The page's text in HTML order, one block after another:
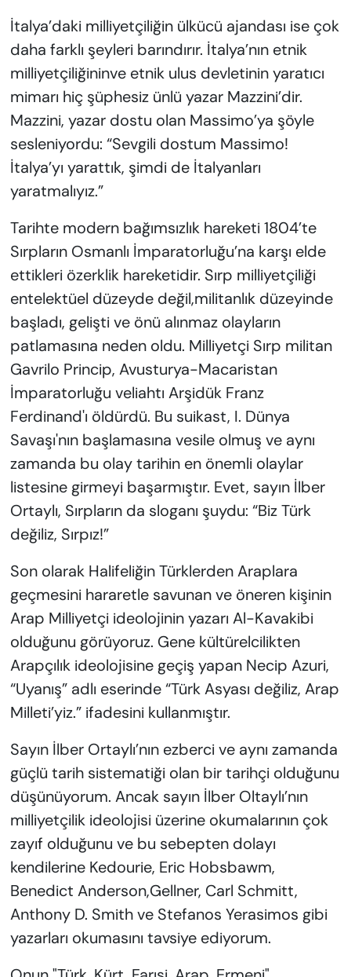
İtalya’daki milliyetçiliğin ülkücü ajandası ise çok
daha farklı şeyleri barındırır. İtalya’nın etnik
milliyetçiliğininve etnik ulus devletinin yaratıcı
mimarı hiç şüphesiz ünlü yazar Mazzini’dir.
Mazzini, yazar dostu olan Massimo’ya şöyle
sesleniyordu: “Sevgili dostum Massimo!
İtalya’yı yarattık, şimdi de İtalyanları
yaratmalıyız.”
Tarihte modern bağımsızlık hareketi 1804’te
Sırpların Osmanlı İmparatorluğu’na karşı elde
ettikleri özerklik hareketidir. Sırp milliyetçiliği
entelektüel düzeyde değil,militanlık düzeyinde
başladı, gelişti ve önü alınmaz olayların
patlamasına neden oldu. Milliyetçi Sırp militan
Gavrilo Princip, Avusturya-Macaristan
İmparatorluğu veliahtı Arşidük Franz
Ferdinand'ı öldürdü. Bu suikast, I. Dünya
Savaşı'nın başlamasına vesile olmuş ve aynı
zamanda bu olay tarihin en önemli olaylar
listesine girmeyi başarmıştır. Evet, sayın İlber
Ortaylı, Sırpların da sloganı şuydu: “Biz Türk
değiliz, Sırpız!”
Son olarak Halifeliğin Türklerden Araplara
geçmesini hararetle savunan ve öneren kişinin
Arap Milliyetçi ideolojinin yazarı Al-Kavakibi
olduğunu görüyoruz. Gene kültürelcilikten
Arapçılık ideolojisine geçiş yapan Necip Azuri,
“Uyanış” adlı eserinde “Türk Asyası değiliz, Arap
Milleti’yiz.” ifadesini kullanmıştır.
Sayın İlber Ortaylı’nın ezberci ve aynı zamanda
güçlü tarih sistematiği olan bir tarihçi olduğunu
düşünüyorum. Ancak sayın İlber Oltaylı’nın
milliyetçilik ideolojisi üzerine okumalarının çok
zayıf olduğunu ve bu sebepten dolayı
kendilerine Kedourie, Eric Hobsbawm,
Benedict Anderson,Gellner, Carl Schmitt,
Anthony D. Smith ve Stefanos Yerasimos gibi
yazarları okumasını tavsiye ediyorum.